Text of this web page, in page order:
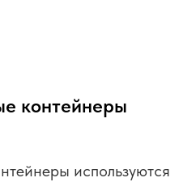
контейнеры
используются